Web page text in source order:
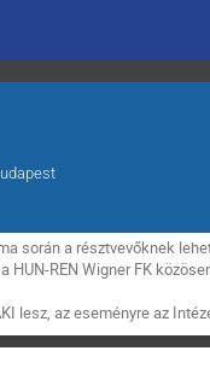
során a résztvevőknek
HUN-REN Wigner FK
lesz, az eseményre az